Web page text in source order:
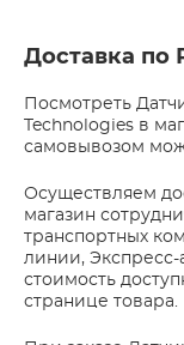
Доставка по
Посмотреть
Technologies в
самовывозом
Осуществляем
магазин
транспортных
линии, Экспресс-
стоимость
странице товара.